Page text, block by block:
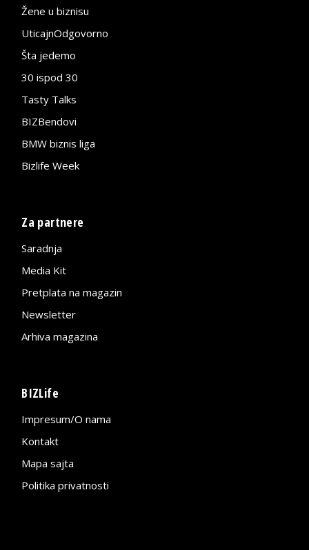
Žene u biznisu
UticajnOdgovorno
Šta jedemo
30 ispod 30
Tasty Talks
BIZBendovi
BMW biznis liga
Bizlife Week
Za partnere
Saradnja
Media Kit
Pretplata na magazin
Newsletter
Arhiva magazina
BIZLife
Impresum/O nama
Kontakt
Mapa sajta
Politika privatnosti